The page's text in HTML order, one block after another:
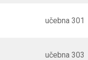
učebna 301
učebna 303